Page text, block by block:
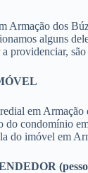
Armação dos
alguns
providenciar, são
em Armação
do condomínio
do imóvel em